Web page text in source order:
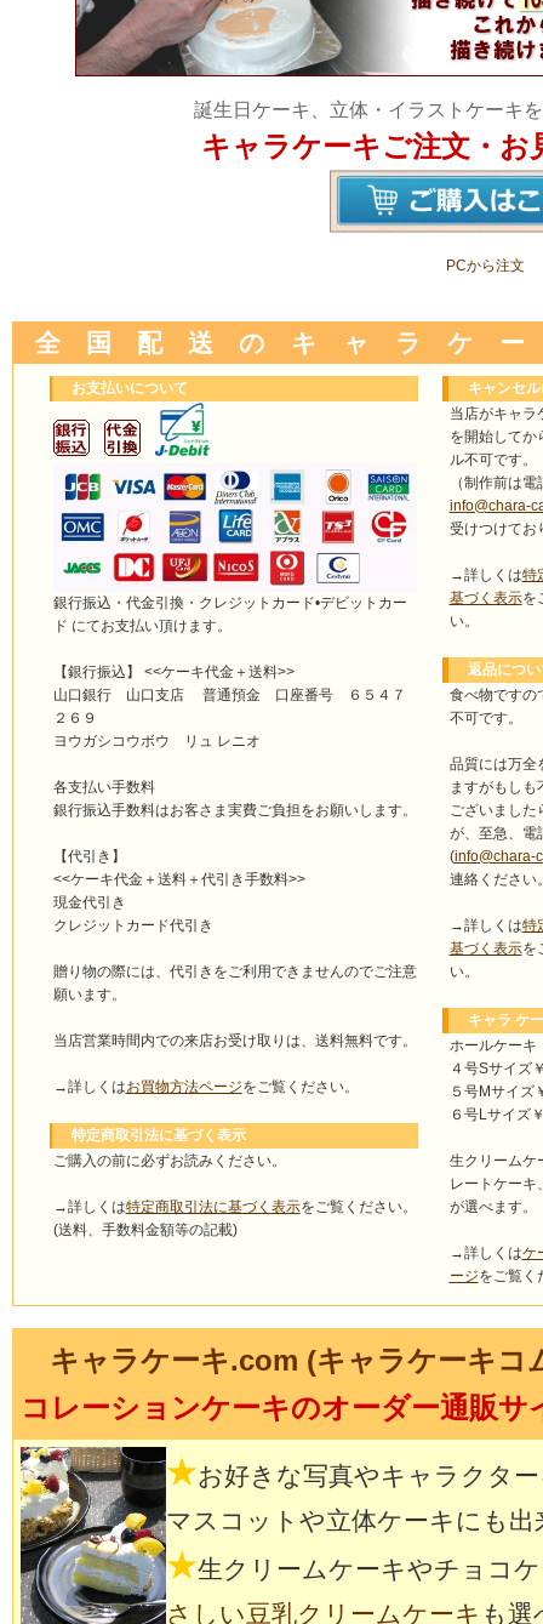
誕生日ケーキ、立体・イラストケーキ
キャラケーキご注文・お
PCから注文
全 国 配 送 の キ ャ ラ ケ
お支払いについて
銀行振込・代金引換・クレジットカード•デビットカー
ド にてお支払い頂けます。
【銀行振込】 <<ケーキ代金＋送料>>
山口銀行 山口支店 普通預金 口座番号 ６５４７
２６９
ヨウガシコウボウ リュ レニオ
各支払い手数料
銀行振込手数料はお客さま実費ご負担をお願いします。
【代引き】
<<ケーキ代金＋送料＋代引き手数料>>
現金代引き
クレジットカード代引き
贈り物の際には、代引きをご利用できませんのでご注意
願います。
当店営業時間内での来店お受け取りは、送料無料です。
→詳しくはお買物方法ページをご覧ください。
特定商取引法に基づく表示
ご購入の前に必ずお読みください。
→詳しくは特定商取引法に基づく表示をご覧ください。
(送料、手数料金額等の記載)
キャンセル
当店がキャラ
を開始してか
ル不可です。
（制作前は
info@chara-
受けつけてお
→詳しくは特
基づく表示を
い。
返品につい
食べ物ですの
不可です。
品質には万全
ますがもしも
ございました
が、至急、電
(info@chara-
連絡ください
→詳しくは特
基づく表示を
い。
キャラ ケ
ホールケーキ
４号Sサイズ
５号Mサイズ
６号Lサイズ
生クリームケ
レートケーキ
が選べます。
→詳しくはケ
ージをご覧く
キャラケーキ.com (キャラケーキコ
コレーションケーキのオーダー通販サ
★お好きな写真やキャラクタ
マスコットや立体ケーキにも出
★生クリームケーキやチョコ
さしい豆乳クリームケーキ も選